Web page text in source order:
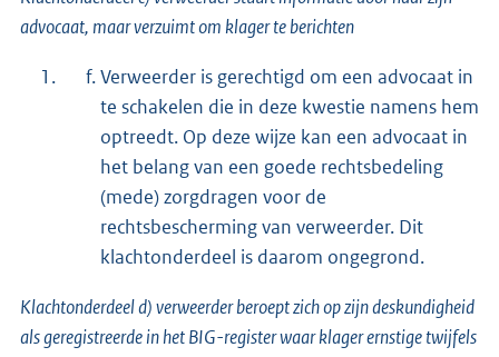
advocaat, maar verzuimt om klager te berichten
Verweerder is gerechtigd om een advocaat in
te schakelen die in deze kwestie namens hem
optreedt. Op deze wijze kan een advocaat in
het belang van een goede rechtsbedeling
(mede) zorgdragen voor de
rechtsbescherming van verweerder. Dit
klachtonderdeel is daarom ongegrond.
Klachtonderdeel d) verweerder beroept zich op zijn deskundigheid
als geregistreerde in het BIG-register waar klager ernstige twijfels